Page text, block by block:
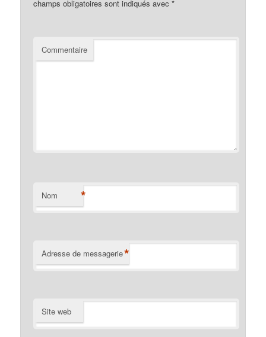
champs obligatoires sont indiqués avec*
Commentaire
Nom *
Adresse de messagerie*
Site web